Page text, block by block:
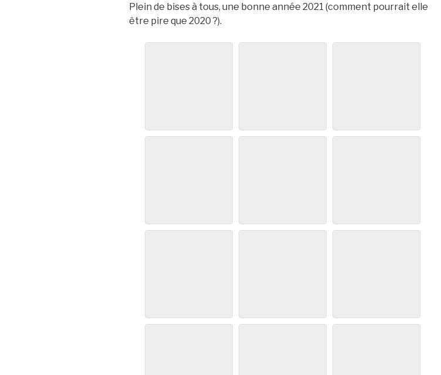
Plein de bises à tous, une bonne année 2021 (comment pourrait elle
être pire que 2020 ?).